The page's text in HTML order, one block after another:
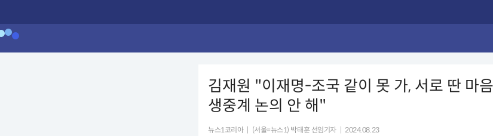
김재원 "이재명-조국 같이 못 가, 서로 딴 마
생중계 논의 안 해"
뉴스1코리아 (서울=뉴스1) 박태훈 선임기자 2024.08.23